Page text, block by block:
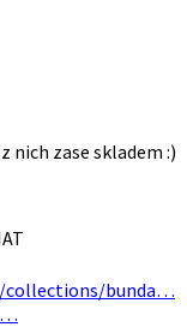
nich zase skladem :)
collections/bunda…